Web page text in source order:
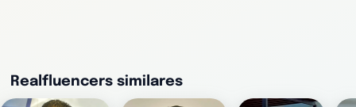
Realfluencers similares